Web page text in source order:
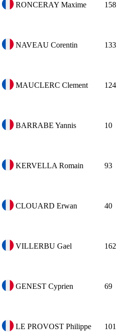
RONCERAY Maxime 158
NAVEAU Corentin 133
MAUCLERC Clement 124
BARRABE Yannis 10
KERVELLA Romain 93
CLOUARD Erwan 40
VILLERBU Gael 162
GENEST Cyprien 69
LE PROVOST Philippe 101